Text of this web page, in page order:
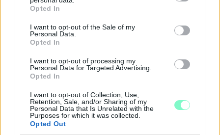
grant or deny consent to Google and its third-party tags to
use your data for below specified purposes in below Google
consent section.
Opted In
I want to opt-out of the Sale of my
Personal Data.
Opted In
I want to opt-out of processing my
Personal Data for Targeted Advertising.
Opted In
I want to opt-out of Collection, Use,
Retention, Sale, and/or Sharing of my
Personal Data that Is Unrelated with the
Purposes for which it was collected.
Opted Out
megfigyelések, zenés installációk és lézeres csillagtúrák mellett
megfigyelhetnek az érdeklődők.